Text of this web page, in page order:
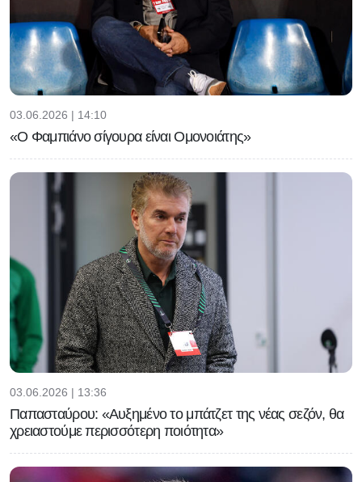
03.06.2026 | 14:10
«Ο Φαμπιάνο σίγουρα είναι Ομονοιάτης»
03.06.2026 | 13:36
Παπασταύρου: «Αυξημένο το μπάτζετ της νέας σεζόν, θα
χρειαστούμε περισσότερη ποιότητα»